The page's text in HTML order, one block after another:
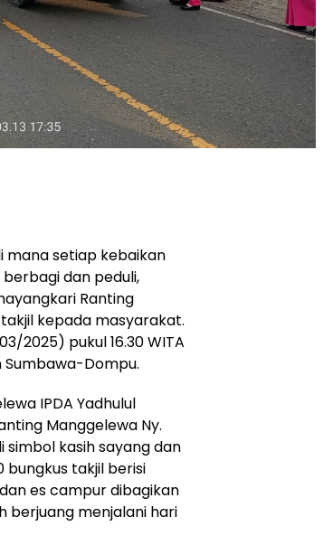
mana setiap kebaikan
dan peduli,
Ranting
kepada masyarakat.
2025) pukul 16.30 WITA
Sumbawa-Dompu.
IPDA Yadhulul
Manggelewa Ny.
simbol kasih sayang dan
bungkus takjil berisi
es campur dibagikan
berjuang menjalani hari